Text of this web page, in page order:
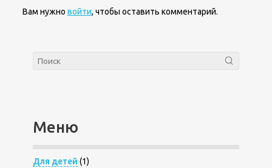
Вам нужно войти, чтобы оставить комментарий.
Меню
Для детей (1)